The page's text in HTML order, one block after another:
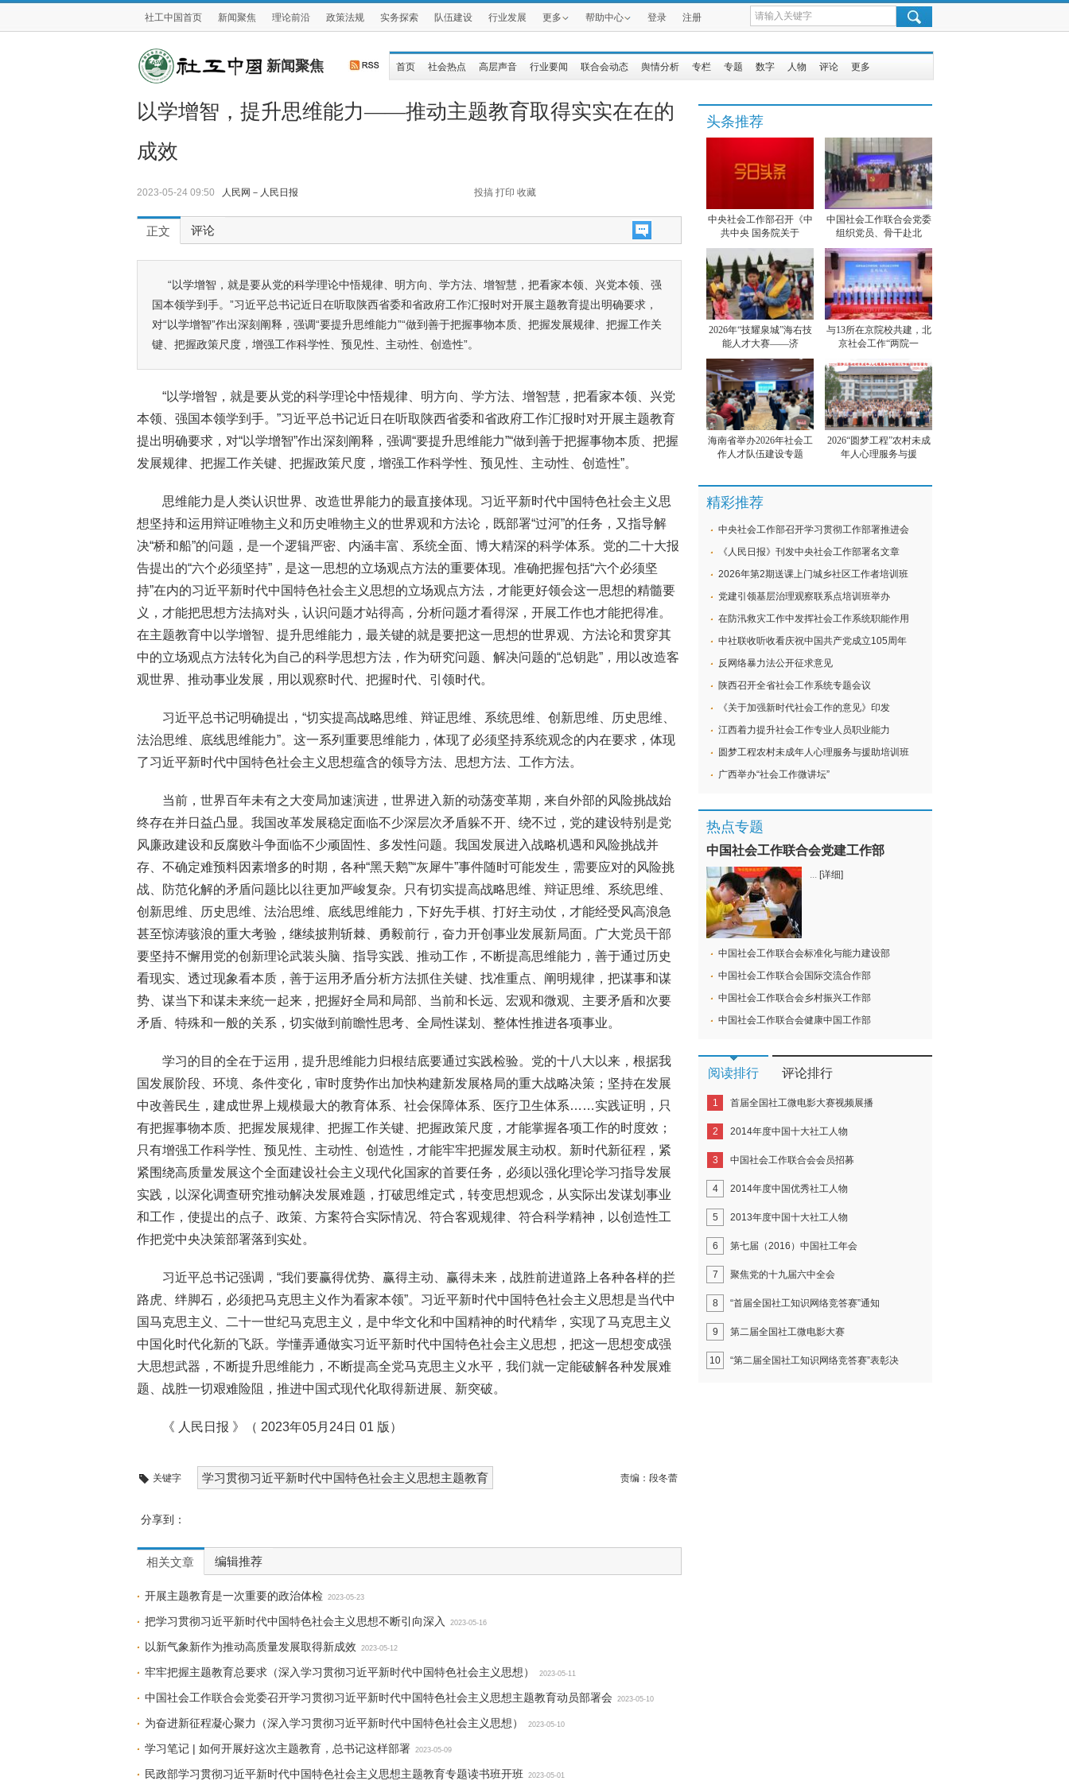
社工中国首页 新闻聚焦 理论前沿 政策法规 实务探索 队伍建设 行业发展 更多 帮助中心 登录 注册
新闻聚焦 首页 社会热点 高层声音 行业要闻 联合会动态 舆情分析 专栏 专题 数字 人物 评论 更多
以学增智，提升思维能力——推动主题教育取得实实在在的
成效
2023-05-24 09:50 人民网－人民日报 投搞 打印 收藏
正文 评论
“以学增智，就是要从党的科学理论中悟规律、明方向、学方法、增智慧，把看家本领、兴党本领、强
国本领学到手。”习近平总书记近日在听取陕西省委和省政府工作汇报时对开展主题教育提出明确要求，
对“以学增智”作出深刻阐释，强调“要提升思维能力”“做到善于把握事物本质、把握发展规律、把握工作关
键、把握政策尺度，增强工作科学性、预见性、主动性、创造性”。
“以学增智，就是要从党的科学理论中悟规律、明方向、学方法、增智慧，把看家本领、兴党
本领、强国本领学到手。”习近平总书记近日在听取陕西省委和省政府工作汇报时对开展主题教育
提出明确要求，对“以学增智”作出深刻阐释，强调“要提升思维能力”“做到善于把握事物本质、把握
发展规律、把握工作关键、把握政策尺度，增强工作科学性、预见性、主动性、创造性”。
思维能力是人类认识世界、改造世界能力的最直接体现。习近平新时代中国特色社会主义思
想坚持和运用辩证唯物主义和历史唯物主义的世界观和方法论，既部署“过河”的任务，又指导解
决“桥和船”的问题，是一个逻辑严密、内涵丰富、系统全面、博大精深的科学体系。党的二十大报
告提出的“六个必须坚持”，是这一思想的立场观点方法的重要体现。准确把握包括“六个必须坚
持”在内的习近平新时代中国特色社会主义思想的立场观点方法，才能更好领会这一思想的精髓要
义，才能把思想方法搞对头，认识问题才站得高，分析问题才看得深，开展工作也才能把得准。
在主题教育中以学增智、提升思维能力，最关键的就是要把这一思想的世界观、方法论和贯穿其
中的立场观点方法转化为自己的科学思想方法，作为研究问题、解决问题的“总钥匙”，用以改造客
观世界、推动事业发展，用以观察时代、把握时代、引领时代。
习近平总书记明确提出，“切实提高战略思维、辩证思维、系统思维、创新思维、历史思维、
法治思维、底线思维能力”。这一系列重要思维能力，体现了必须坚持系统观念的内在要求，体现
了习近平新时代中国特色社会主义思想蕴含的领导方法、思想方法、工作方法。
当前，世界百年未有之大变局加速演进，世界进入新的动荡变革期，来自外部的风险挑战始
终存在并日益凸显。我国改革发展稳定面临不少深层次矛盾躲不开、绕不过，党的建设特别是党
风廉政建设和反腐败斗争面临不少顽固性、多发性问题。我国发展进入战略机遇和风险挑战并
存、不确定难预料因素增多的时期，各种“黑天鹅”“灰犀牛”事件随时可能发生，需要应对的风险挑
战、防范化解的矛盾问题比以往更加严峻复杂。只有切实提高战略思维、辩证思维、系统思维、
创新思维、历史思维、法治思维、底线思维能力，下好先手棋、打好主动仗，才能经受风高浪急
甚至惊涛骇浪的重大考验，继续披荆斩棘、勇毅前行，奋力开创事业发展新局面。广大党员干部
要坚持不懈用党的创新理论武装头脑、指导实践、推动工作，不断提高思维能力，善于通过历史
看现实、透过现象看本质，善于运用矛盾分析方法抓住关键、找准重点、阐明规律，把谋事和谋
势、谋当下和谋未来统一起来，把握好全局和局部、当前和长远、宏观和微观、主要矛盾和次要
矛盾、特殊和一般的关系，切实做到前瞻性思考、全局性谋划、整体性推进各项事业。
学习的目的全在于运用，提升思维能力归根结底要通过实践检验。党的十八大以来，根据我
国发展阶段、环境、条件变化，审时度势作出加快构建新发展格局的重大战略决策；坚持在发展
中改善民生，建成世界上规模最大的教育体系、社会保障体系、医疗卫生体系……实践证明，只
有把握事物本质、把握发展规律、把握工作关键、把握政策尺度，才能掌握各项工作的时度效；
只有增强工作科学性、预见性、主动性、创造性，才能牢牢把握发展主动权。新时代新征程，紧
紧围绕高质量发展这个全面建设社会主义现代化国家的首要任务，必须以强化理论学习指导发展
实践，以深化调查研究推动解决发展难题，打破思维定式，转变思想观念，从实际出发谋划事业
和工作，使提出的点子、政策、方案符合实际情况、符合客观规律、符合科学精神，以创造性工
作把党中央决策部署落到实处。
习近平总书记强调，“我们要赢得优势、赢得主动、赢得未来，战胜前进道路上各种各样的拦
路虎、绊脚石，必须把马克思主义作为看家本领”。习近平新时代中国特色社会主义思想是当代中
国马克思主义、二十一世纪马克思主义，是中华文化和中国精神的时代精华，实现了马克思主义
中国化时代化新的飞跃。学懂弄通做实习近平新时代中国特色社会主义思想，把这一思想变成强
大思想武器，不断提升思维能力，不断提高全党马克思主义水平，我们就一定能破解各种发展难
题、战胜一切艰难险阻，推进中国式现代化取得新进展、新突破。
《 人民日报 》（ 2023年05月24日 01 版）
关键字 学习贯彻习近平新时代中国特色社会主义思想主题教育 责编： 段冬蕾
分享到：
相关文章 编辑推荐
开展主题教育是一次重要的政治体检 2023-05-23
把学习贯彻习近平新时代中国特色社会主义思想不断引向深入 2023-05-16
以新气象新作为推动高质量发展取得新成效 2023-05-12
牢牢把握主题教育总要求（深入学习贯彻习近平新时代中国特色社会主义思想） 2023-05-11
中国社会工作联合会党委召开学习贯彻习近平新时代中国特色社会主义思想主题教育动员部署会 2023-05-10
为奋进新征程凝心聚力（深入学习贯彻习近平新时代中国特色社会主义思想） 2023-05-10
学习笔记 | 如何开展好这次主题教育，总书记这样部署 2023-05-09
民政部学习贯彻习近平新时代中国特色社会主义思想主题教育专题读书班开班 2023-05-01
头条推荐
中央社会工作部召开《中
共中央 国务院关于
中国社会工作联合会党委
组织党员、骨干赴北
2026年“技耀泉城”海右技
能人才大赛——济
与13所在京院校共建，北
京社会工作“两院一
海南省举办2026年社会工
作人才队伍建设专题
2026“圆梦工程”农村未成
年人心理服务与援
精彩推荐
中央社会工作部召开学习贯彻工作部署推进会
《人民日报》刊发中央社会工作部署名文章
2026年第2期送课上门城乡社区工作者培训班
党建引领基层治理观察联系点培训班举办
在防汛救灾工作中发挥社会工作系统职能作用
中社联收听收看庆祝中国共产党成立105周年
反网络暴力法公开征求意见
陕西召开全省社会工作系统专题会议
《关于加强新时代社会工作的意见》印发
江西着力提升社会工作专业人员职业能力
圆梦工程农村未成年人心理服务与援助培训班
广西举办“社会工作微讲坛”
热点专题
中国社会工作联合会党建工作部
... [详细]
中国社会工作联合会标准化与能力建设部
中国社会工作联合会国际交流合作部
中国社会工作联合会乡村振兴工作部
中国社会工作联合会健康中国工作部
阅读排行 评论排行
1 首届全国社工微电影大赛视频展播
2 2014年度中国十大社工人物
3 中国社会工作联合会会员招募
4 2014年度中国优秀社工人物
5 2013年度中国十大社工人物
6 第七届（2016）中国社工年会
7 聚焦党的十九届六中全会
8 “首届全国社工知识网络竞答赛”通知
9 第二届全国社工微电影大赛
10 “第二届全国社工知识网络竞答赛”表彰决